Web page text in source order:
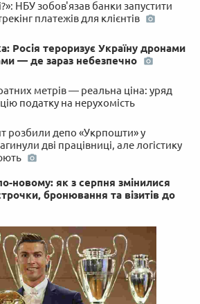
НБУ зобов'язав банки запустити
платежів для клієнтів
Росія тероризує Україну дронами
— де зараз небезпечно
метрів — реальна ціна: уряд
податку на нерухомість
розбили депо «Укрпошти» у
дві працівниці, але логістику
новому: як з серпня змінилися
бронювання та візитів до